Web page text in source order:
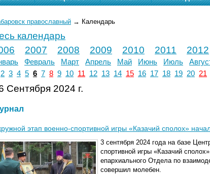
православный → Календарь
календарь
2007 2008 2009 2010 2011 2012
Февраль Март Апрель Май Июнь Июль
2 3 4 5 6 7 8 9 10 11 12 13 14 15 16 17 18 19 20 21
Сентября 2024 г.
этап военно-спортивной игры «Казачий сполох»
3 сентября 2024 года на базе
спортивной игры «Казачий
епархиального Отдела по
совершил молебен.